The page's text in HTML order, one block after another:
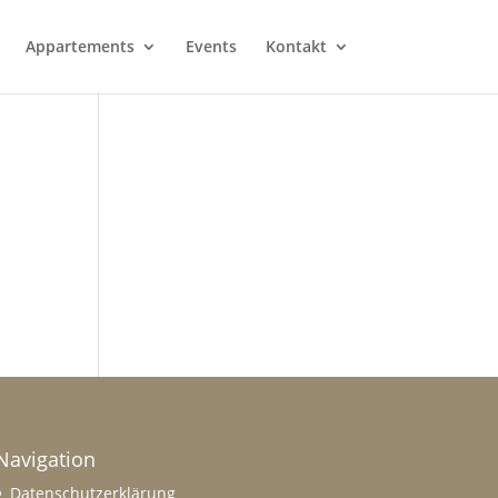
Appartements Events Kontakt
Datenschutzerklärung